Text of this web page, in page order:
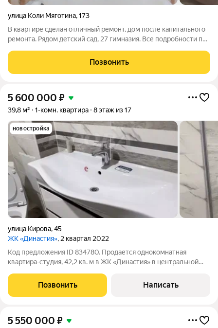
улица Коли Мяготина,173
В квартире сделан отличный ремонт, дом после капитального
ремонта. Рядом детский сад, 27 гимназия. Все подробности по
Позвонить
5 600 000 ₽
39,8 м² 1-комн. квартира 8 этаж из 17
новостройка
улица Кирова,45
ЖК «Династия», 2 квартал 2022
Код предложения ID 834780. Продается однокомнатная
квартира-студия, 42,2 кв. м в ЖК «Династия» в центральной
проведена проводка. В остальных помещениях выполнена
предчистовая отделка. В
Позвонить Написать
5 550 000 ₽